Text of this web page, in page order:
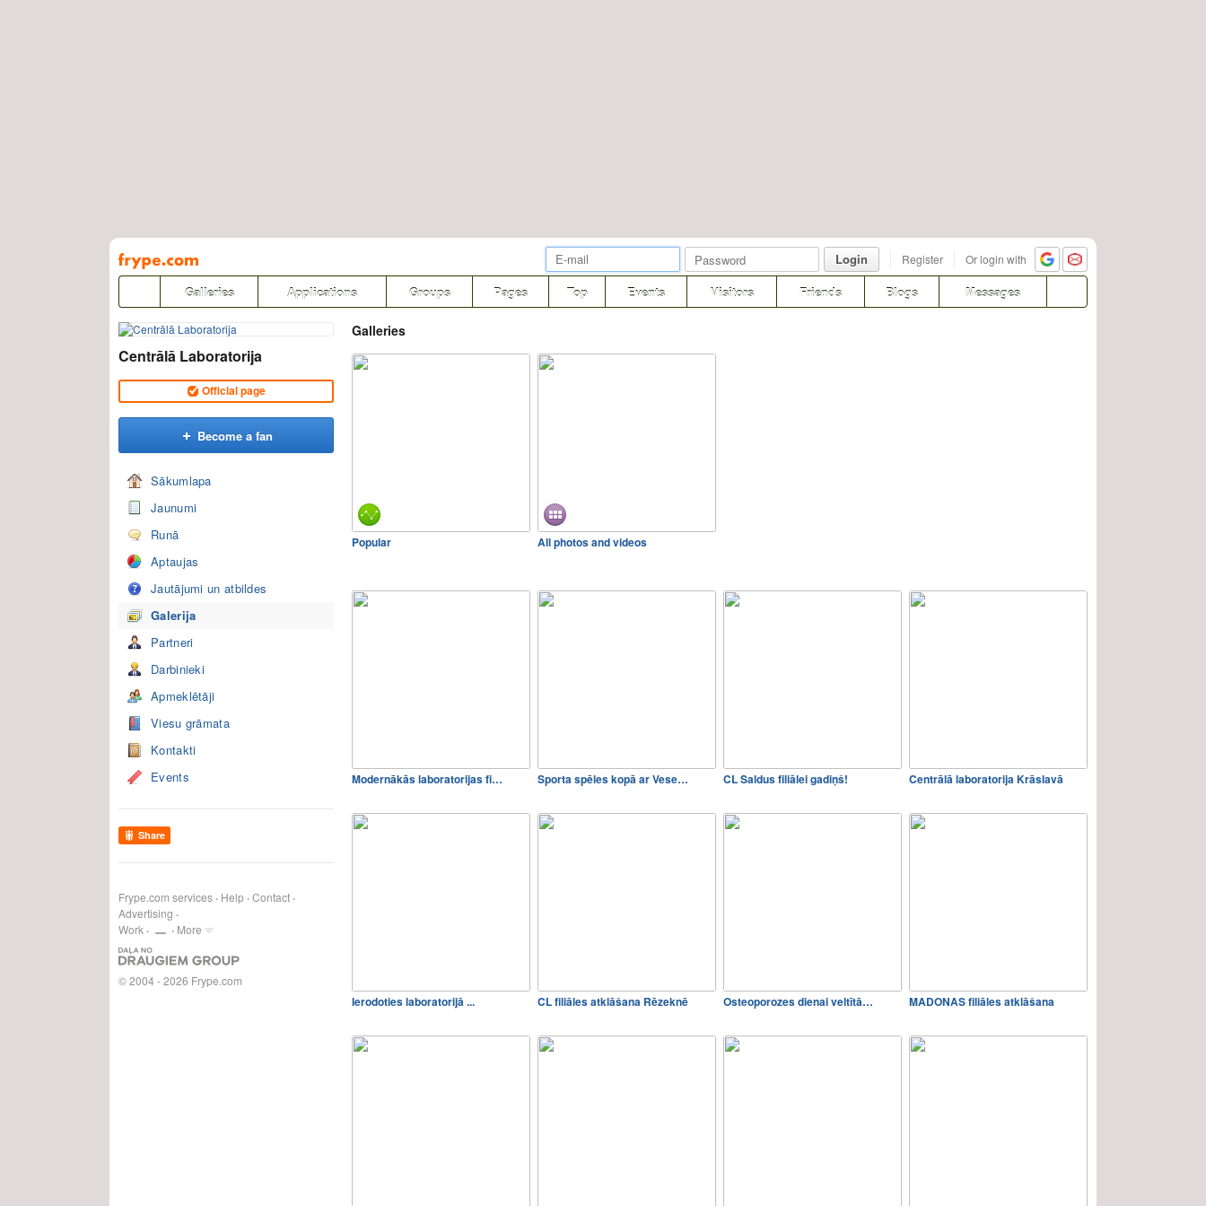
Pāriet
uz
saturu
Login Register Or login with
Galleries Applications Groups Pages Top Events Visitors Friends Blogs Messages
Centrālā Laboratorija
Official page
Become a fan
Sākumlapa
Jaunumi
Runā
Aptaujas
Jautājumi un atbildes
Galerija
Partneri
Darbinieki
Apmeklētāji
Viesu grāmata
Kontakti
Events
Share
Frype.com services Help Contact
Advertising
Work
More
© 2004 - 2026 Frype.com
Galleries
Popular All photos and videos
Modernākās laboratorijas fi… Sporta spēles kopā ar Vese… CL Saldus filiālei gadiņš! Centrālā laboratorija Krāslavā
Ierodoties laboratorijā ... CL filiāles atklāšana Rēzeknē Osteoporozes dienai veltītā… MADONAS filiāles atklāšana